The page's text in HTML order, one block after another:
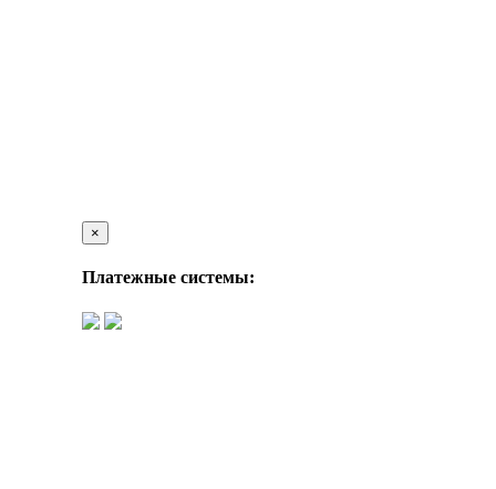
×
Платежные системы: